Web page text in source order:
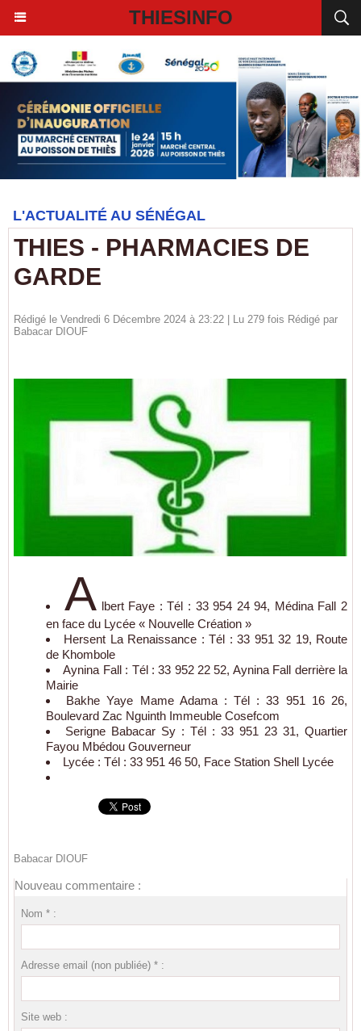
THIESINFO
L'ACTUALITÉ AU SÉNÉGAL
THIES - PHARMACIES DE
GARDE
Rédigé le Vendredi 6 Décembre 2024 à 23:22 | Lu 279 fois Rédigé par
Babacar DIOUF
A lbert Faye : Tél : 33 954 24 94, Médina Fall 2
en face du Lycée « Nouvelle Création »
Hersent La Renaissance : Tél : 33 951 32 19, Route
de Khombole
Aynina Fall : Tél : 33 952 22 52, Aynina Fall derrière la
Mairie
Bakhe Yaye Mame Adama : Tél : 33 951 16 26,
Boulevard Zac Nguinth Immeuble Cosefcom
Serigne Babacar Sy : Tél : 33 951 23 31, Quartier
Fayou Mbédou Gouverneur
Lycée : Tél : 33 951 46 50, Face Station Shell Lycée
Babacar DIOUF
Nouveau commentaire :
Nom * :
Adresse email (non publiée) * :
Site web :